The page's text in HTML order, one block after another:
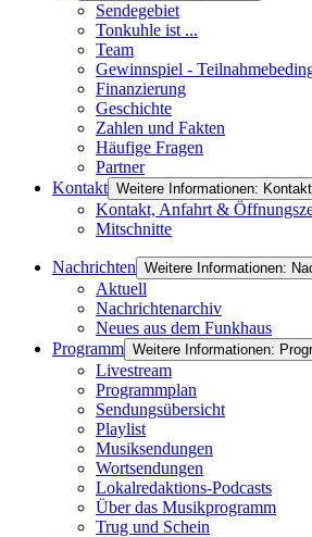
Sendegebiet
Tonkuhle ist ...
Team
Gewinnspiel -
Finanzierung
Geschichte
Zahlen und Fakten
Häufige Fragen
Partner
Kontakt Weitere Informationen: Kontakt
Kontakt, Anfahrt &
Mitschnitte
Nachrichten Weitere Informationen:
Aktuell
Nachrichtenarchiv
Neues aus dem Funkhaus
Programm Weitere Informationen:
Livestream
Programmplan
Sendungsübersicht
Playlist
Musiksendungen
Wortsendungen
Lokalredaktions-Podcasts
Über das Musikprogramm
Trug und Schein